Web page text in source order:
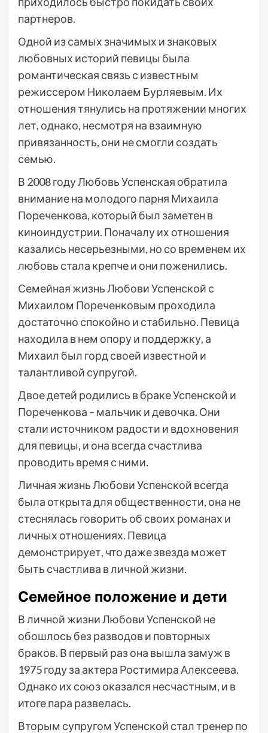
партнеров.
Одной из самых значимых и знаковых
любовных историй певицы была
романтическая связь с известным
режиссером Николаем Бурляевым. Их
отношения тянулись на протяжении многих
лет, однако, несмотря на взаимную
привязанность, они не смогли создать
семью.
В 2008 году Любовь Успенская обратила
внимание на молодого парня Михаила
Пореченкова, который был заметен в
киноиндустрии. Поначалу их отношения
казались несерьезными, но со временем их
любовь стала крепче и они поженились.
Семейная жизнь Любови Успенской с
Михаилом Пореченковым проходила
достаточно спокойно и стабильно. Певица
находила в нем опору и поддержку, а
Михаил был горд своей известной и
талантливой супругой.
Двое детей родились в браке Успенской и
Пореченкова – мальчик и девочка. Они
стали источником радости и вдохновения
для певицы, и она всегда счастлива
проводить время с ними.
Личная жизнь Любови Успенской всегда
была открыта для общественности, она не
стеснялась говорить об своих романах и
личных отношениях. Певица
демонстрирует, что даже звезда может
быть счастлива в личной жизни.
Семейное положение и дети
В личной жизни Любови Успенской не
обошлось без разводов и повторных
браков. В первый раз она вышла замуж в
1975 году за актера Ростимира Алексеева.
Однако их союз оказался несчастным, и в
итоге пара развелась.
Вторым супругом Успенской стал тренер по